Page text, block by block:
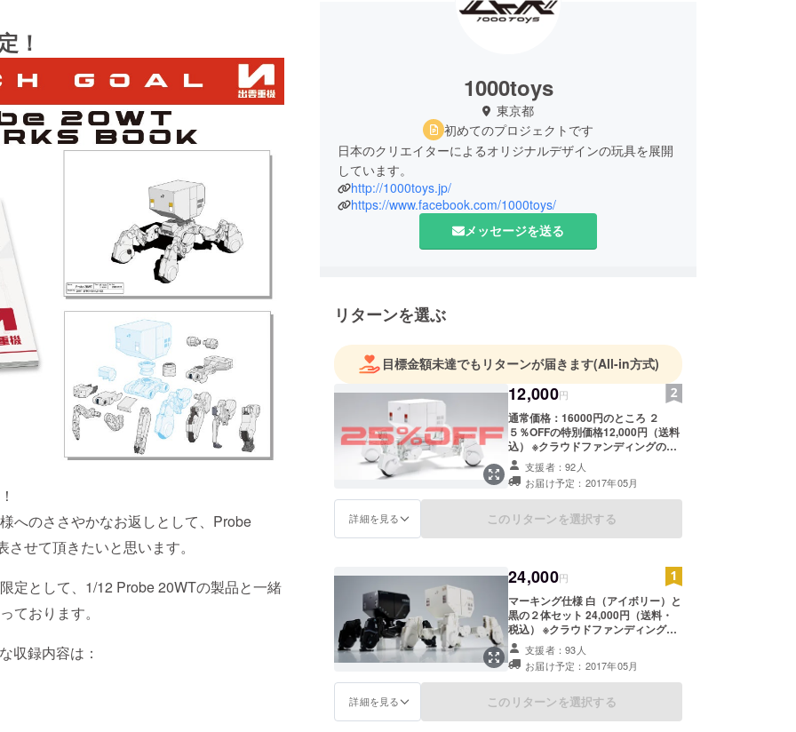
！
へのささやかなお返しとして、Probe
せて頂きたいと思います。
定として、1/12 Probe 20WTの製品と一緒
ております。
収録内容は：
1000toys
東京都
初めてのプロジェクトです
日本のクリエイターによるオリジナルデザインの玩具を展開
しています。
http://1000toys.jp/
https://www.facebook.com/1000toys/
メッセージを送る
リターンを選ぶ
目標金額未達でもリターンが届きます(All-in方式)
12,000円
通常価格：16000円のところ ２
５％OFFの特別価格12,000円（送料
込） ※クラウドファンディングのみ
の限定カラー
支援者：92人
お届け予定：2017年05月
詳細を見る このリターンを選択する
24,000円
マーキング仕様 白（アイボリー）と
黒の２体セット 24,000円（送料・
税込） ※クラウドファンディングの
みの限定カラー
支援者：93人
お届け予定：2017年05月
詳細を見る このリターンを選択する